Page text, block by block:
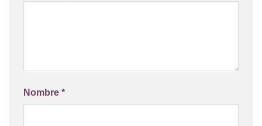
Nombre *